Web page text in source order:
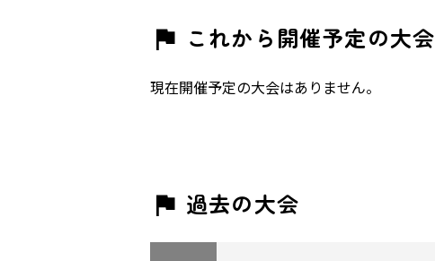
これから開催予定の大会
現在開催予定の大会はありません。
過去の大会